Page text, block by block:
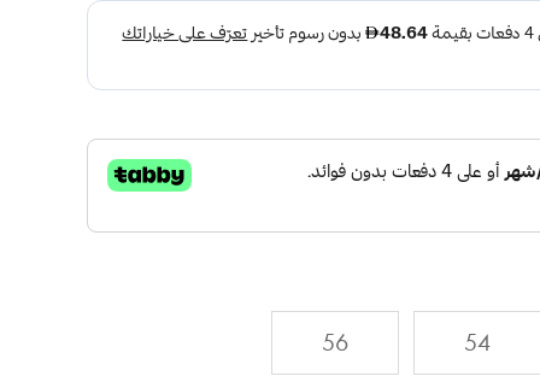
54
56